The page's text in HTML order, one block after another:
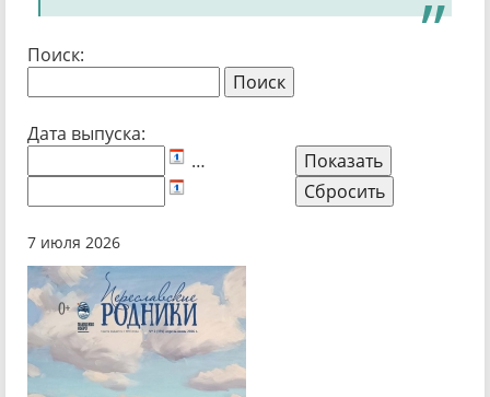
Поиск:
Дата выпуска:
…
7 июля 2026